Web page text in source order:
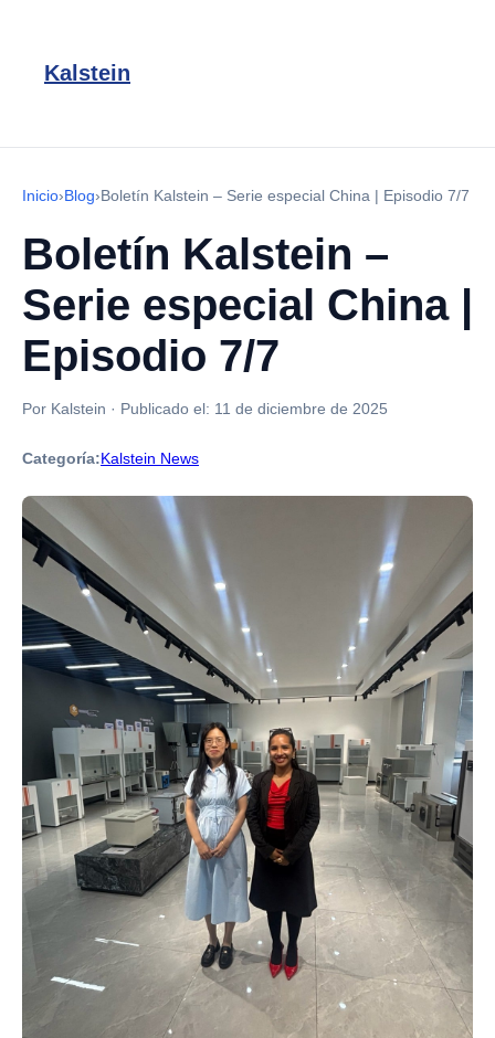
Kalstein
Inicio›Blog›Boletín Kalstein – Serie especial China | Episodio 7/7
Boletín Kalstein –
Serie especial China |
Episodio 7/7
Por Kalstein · Publicado el: 11 de diciembre de 2025
Categoría:Kalstein News